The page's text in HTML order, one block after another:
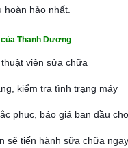
hảo nhất.
Thanh Dương
viên sửa chữa
kiểm tra tình trạng máy
phục, báo giá ban đầu
sẽ tiến hành sữa chữa